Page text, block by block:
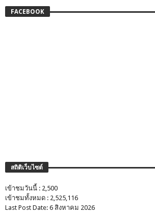
FACEBOOK
สถิติเว็บไซต์
เข้าชมวันนี้ : 2,500
เข้าชมทั้งหมด : 2,525,116
Last Post Date: 6 สิงหาคม 2026